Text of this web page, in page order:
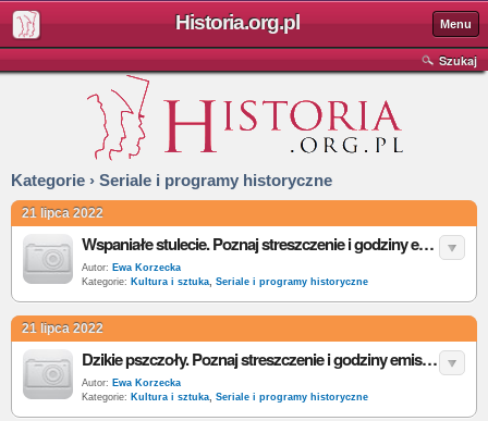
Historia.org.pl Menu
Szukaj
Kategorie › Seriale i programy historyczne
21 lipca 2022
Wspaniałe stulecie. Poznaj streszczenie i godziny emisji odcinków 81-90 kostiumowej telenoweli w TVP
Autor: Ewa Korzecka
Kategorie: Kultura i sztuka, Seriale i programy historyczne
21 lipca 2022
Dzikie pszczoły. Poznaj streszczenie i godziny emisji odcinków 291-300 kostiumowej telenoweli w TVP
Autor: Ewa Korzecka
Kategorie: Kultura i sztuka, Seriale i programy historyczne